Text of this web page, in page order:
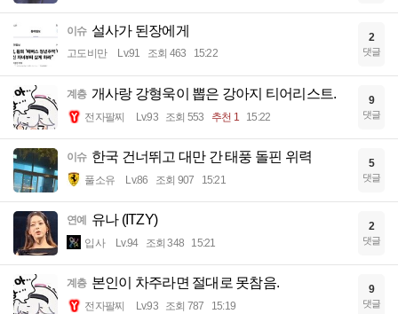
이슈 설사가 된장에게
고도비만 Lv.91 조회 463 15:22
2
댓글
계층 개사랑 강형욱이 뽑은 강아지 티어리스트.
전자팔찌 Lv.93 조회 553 추천 1 15:22
9
댓글
이슈 한국 건너뛰고 대만 간 태풍 돌핀 위력
풀소유 Lv.86 조회 907 15:21
5
댓글
연예 유나 (ITZY)
입사 Lv.94 조회 348 15:21
2
댓글
계층 본인이 차주라면 절대로 못참음.
전자팔찌 Lv.93 조회 787 15:19
9
댓글